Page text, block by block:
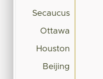
Secaucus
Ottawa
Houston
Beijing